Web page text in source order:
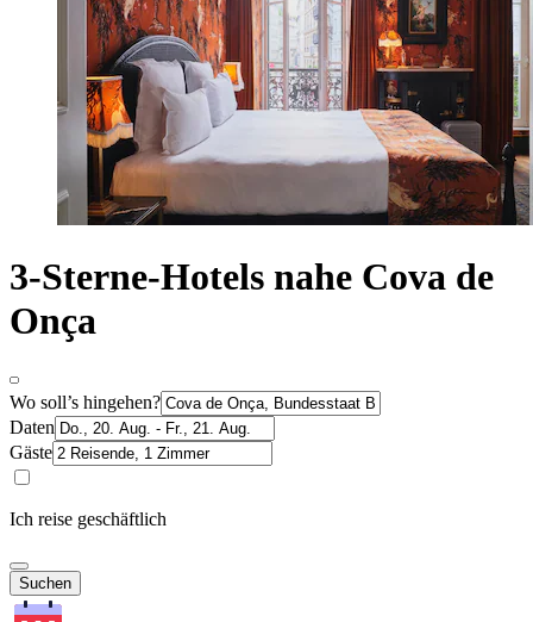
3-Sterne-Hotels nahe Cova de
Onça
Wo soll’s hingehen?
Daten
Gäste
Ich reise geschäftlich
Suchen